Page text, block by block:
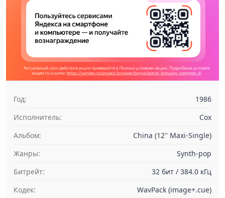
Год:
1986
Исполнитель:
Cox
Альбом:
China (12'' Maxi-Single)
Жанры:
Synth-pop
Битрейт:
32 бит / 384.0 кГц
Кодек:
WavPack (image+.cue)